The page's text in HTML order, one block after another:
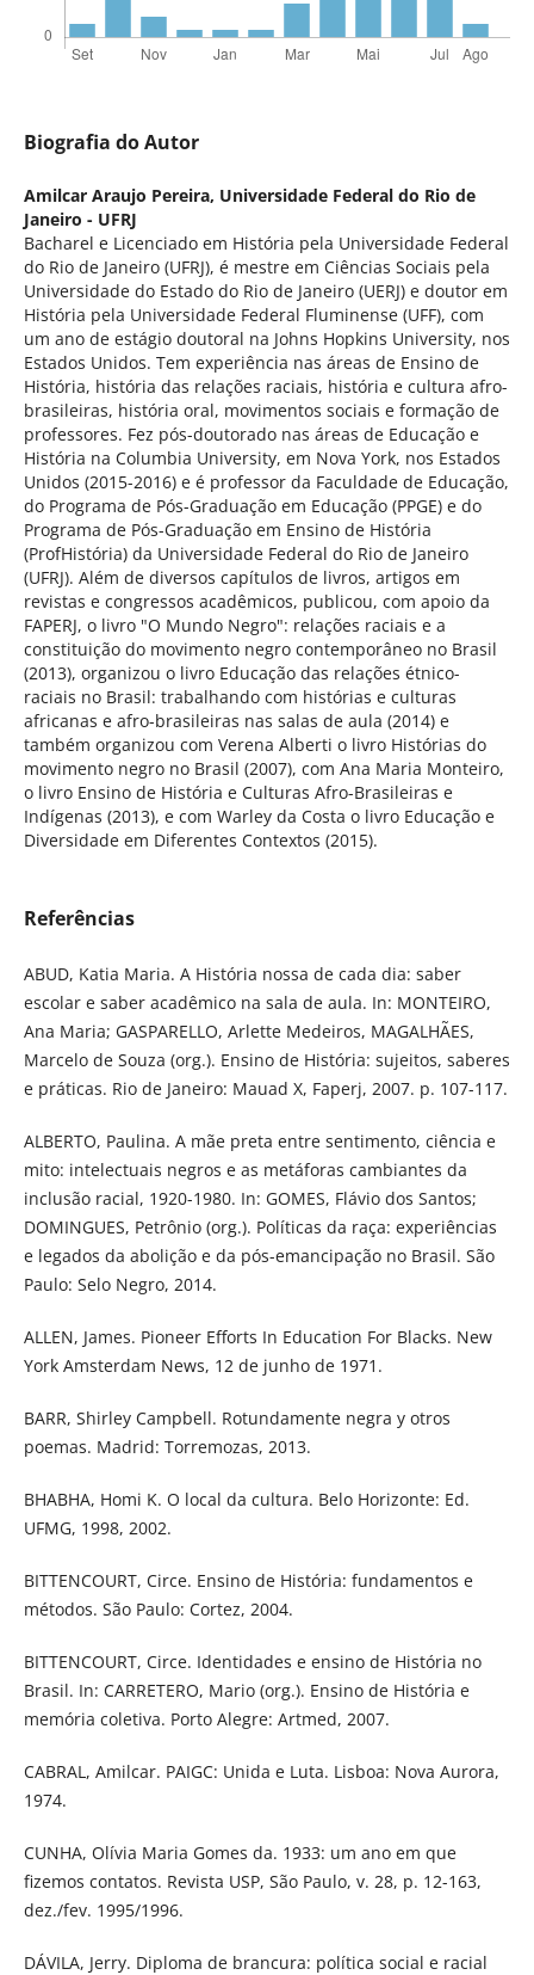
Biografia do Autor
Amilcar Araujo Pereira, Universidade Federal do Rio de
Janeiro - UFRJ
Bacharel e Licenciado em História pela Universidade Federal
do Rio de Janeiro (UFRJ), é mestre em Ciências Sociais pela
Universidade do Estado do Rio de Janeiro (UERJ) e doutor em
História pela Universidade Federal Fluminense (UFF), com
um ano de estágio doutoral na Johns Hopkins University, nos
Estados Unidos. Tem experiência nas áreas de Ensino de
História, história das relações raciais, história e cultura afro-
brasileiras, história oral, movimentos sociais e formação de
professores. Fez pós-doutorado nas áreas de Educação e
História na Columbia University, em Nova York, nos Estados
Unidos (2015-2016) e é professor da Faculdade de Educação,
do Programa de Pós-Graduação em Educação (PPGE) e do
Programa de Pós-Graduação em Ensino de História
(ProfHistória) da Universidade Federal do Rio de Janeiro
(UFRJ). Além de diversos capítulos de livros, artigos em
revistas e congressos acadêmicos, publicou, com apoio da
FAPERJ, o livro "O Mundo Negro": relações raciais e a
constituição do movimento negro contemporâneo no Brasil
(2013), organizou o livro Educação das relações étnico-
raciais no Brasil: trabalhando com histórias e culturas
africanas e afro-brasileiras nas salas de aula (2014) e
também organizou com Verena Alberti o livro Histórias do
movimento negro no Brasil (2007), com Ana Maria Monteiro,
o livro Ensino de História e Culturas Afro-Brasileiras e
Indígenas (2013), e com Warley da Costa o livro Educação e
Diversidade em Diferentes Contextos (2015).
Referências
ABUD, Katia Maria. A História nossa de cada dia: saber
escolar e saber acadêmico na sala de aula. In: MONTEIRO,
Ana Maria; GASPARELLO, Arlette Medeiros, MAGALHÃES,
Marcelo de Souza (org.). Ensino de História: sujeitos, saberes
e práticas. Rio de Janeiro: Mauad X, Faperj, 2007. p. 107-117.
ALBERTO, Paulina. A mãe preta entre sentimento, ciência e
mito: intelectuais negros e as metáforas cambiantes da
inclusão racial, 1920-1980. In: GOMES, Flávio dos Santos;
DOMINGUES, Petrônio (org.). Políticas da raça: experiências
e legados da abolição e da pós-emancipação no Brasil. São
Paulo: Selo Negro, 2014.
ALLEN, James. Pioneer Efforts In Education For Blacks. New
York Amsterdam News, 12 de junho de 1971.
BARR, Shirley Campbell. Rotundamente negra y otros
poemas. Madrid: Torremozas, 2013.
BHABHA, Homi K. O local da cultura. Belo Horizonte: Ed.
UFMG, 1998, 2002.
BITTENCOURT, Circe. Ensino de História: fundamentos e
métodos. São Paulo: Cortez, 2004.
BITTENCOURT, Circe. Identidades e ensino de História no
Brasil. In: CARRETERO, Mario (org.). Ensino de História e
memória coletiva. Porto Alegre: Artmed, 2007.
CABRAL, Amilcar. PAIGC: Unida e Luta. Lisboa: Nova Aurora,
1974.
CUNHA, Olívia Maria Gomes da. 1933: um ano em que
fizemos contatos. Revista USP, São Paulo, v. 28, p. 12-163,
dez./fev. 1995/1996.
DÁVILA, Jerry. Diploma de brancura: política social e racial